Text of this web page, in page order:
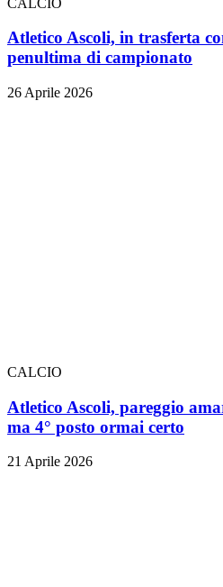
Atletico Ascoli, in trasferta
penultima di campionato
26 Aprile 2026
CALCIO
Atletico Ascoli, pareggio
ma 4° posto ormai certo
21 Aprile 2026